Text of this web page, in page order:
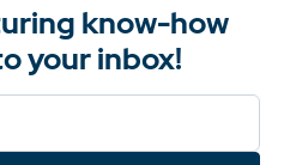
know-how
your inbox!